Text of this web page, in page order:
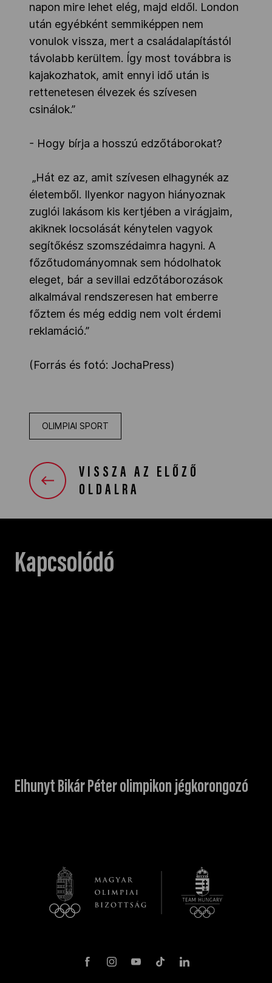
napon mire lehet elég, majd eldől. London
után egyébként semmiképpen nem
vonulok vissza, mert a családalapítástól
távolabb kerültem. Így most továbbra is
kajakozhatok, amit ennyi idő után is
rettenetesen élvezek és szívesen
csinálok.”
- Hogy bírja a hosszú edzőtáborokat?
„Hát ez az, amit szívesen elhagynék az
életemből. Ilyenkor nagyon hiányoznak
zuglói lakásom kis kertjében a virágjaim,
akiknek locsolását kénytelen vagyok
segítőkész szomszédaimra hagyni. A
főzőtudományomnak sem hódolhatok
eleget, bár a sevillai edzőtáborozások
alkalmával rendszeresen hat emberre
főztem és még eddig nem volt érdemi
reklamáció.”
(Forrás és fotó: JochaPress)
OLIMPIAI SPORT
VISSZA AZ ELŐZŐ
OLDALRA
Kapcsolódó
Elhunyt Bikár Péter olimpikon jégkorongozó